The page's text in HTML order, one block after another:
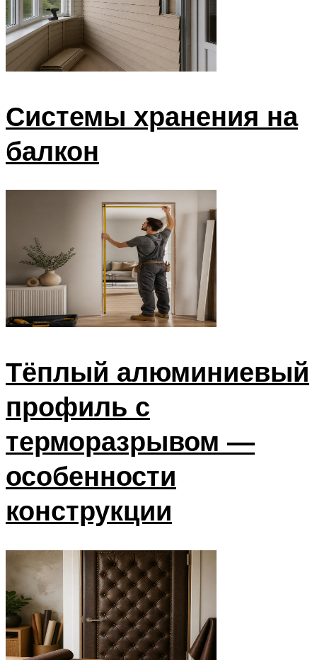
Системы хранения на
балкон
Тёплый алюминиевый
профиль с
терморазрывом —
особенности
конструкции